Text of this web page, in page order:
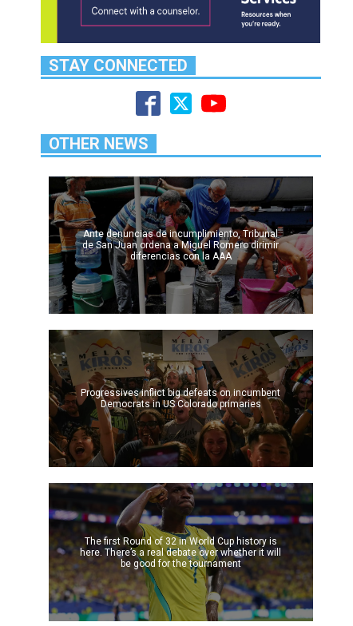
STAY CONNECTED
OTHER NEWS
Ante denuncias de incumplimiento, Tribunal
de San Juan ordena a Miguel Romero dirimir
diferencias con la AAA
Progressives inflict big defeats on incumbent
Democrats in US Colorado primaries
The first Round of 32 in World Cup history is
here. There’s a real debate over whether it will
be good for the tournament